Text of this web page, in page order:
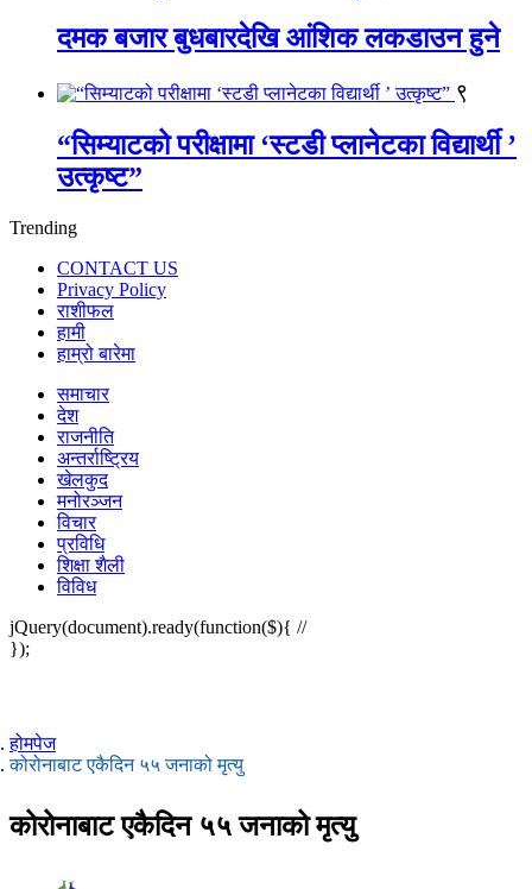
दमक बजार बुधबारदेखि आंशिक लकडाउन हुने
९
“सिम्याटको परीक्षामा ‘स्टडी प्लानेटका विद्यार्थी ’
उत्कृष्ट”
Trending
CONTACT US
Privacy Policy
राशीफल
हामी
हाम्रो बारेमा
समाचार
देश
राजनीति
अन्तर्राष्ट्रिय
खेलकुद
मनोरञ्जन
विचार
प्रविधि
शिक्षा शैली
विविध
jQuery(document).ready(function($){ //
});
होमपेज
कोरोनाबाट एकैदिन ५५ जनाको मृत्यु
कोरोनाबाट एकैदिन ५५ जनाको मृत्यु